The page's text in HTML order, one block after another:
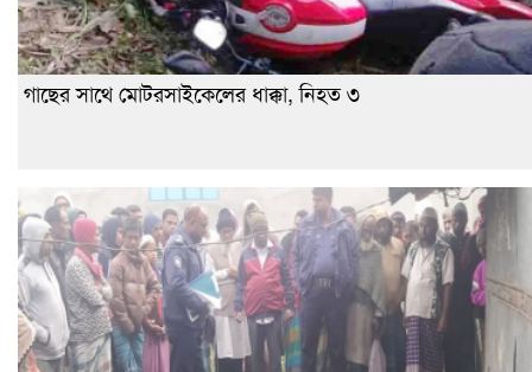
গাছের সাথে মোটরসাইকেলের ধাক্কা, নিহত ৩